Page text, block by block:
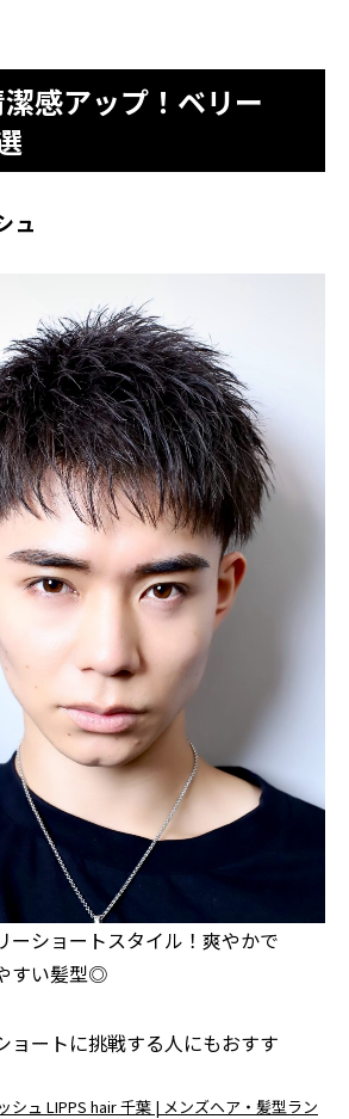
感アップ！ベリー
ュ
ーショートスタイル！爽やかで
すい髪型◎
ョートに挑戦する人にもおすす
シュ LIPPS hair 千葉 | メンズヘア・髪型ラン